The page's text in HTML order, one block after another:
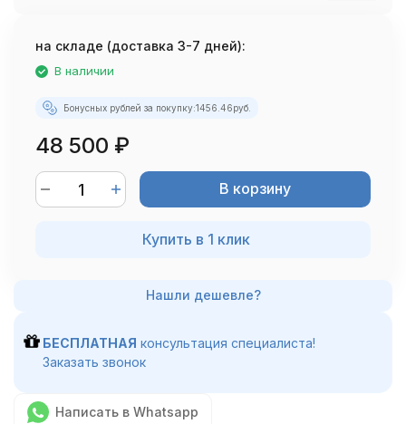
на складе (доставка 3-7 дней):
В наличии
Бонусных рублей за покупку:1456.46руб.
48 500 ₽
В корзину
Купить в 1 клик
БЕСПЛАТНАЯ консультация специалиста!
Заказать звонок
Написать в Whatsapp